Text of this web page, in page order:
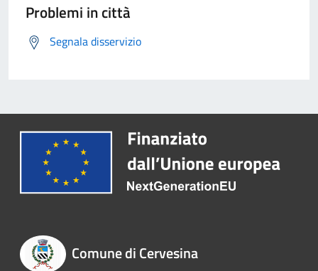
Problemi in città
Segnala disservizio
Comune di Cervesina